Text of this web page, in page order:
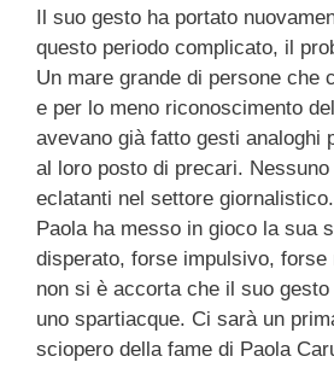
Il suo gesto ha portato
questo periodo complicato, il
Un mare grande di persone che
e per lo meno riconoscimento
avevano già fatto gesti analoghi
al loro posto di precari.
eclatanti nel settore giornalistico.
Paola ha messo in gioco la sua
disperato, forse impulsivo, forse
non si è accorta che il suo
uno spartiacque. Ci sarà un
sciopero della fame di Paola